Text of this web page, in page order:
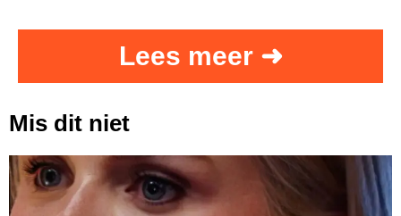
Lees meer ➜
Mis dit niet